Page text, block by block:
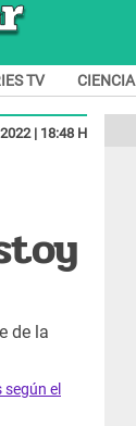
TV CIENCIA
| 18:48 H
de la
según el